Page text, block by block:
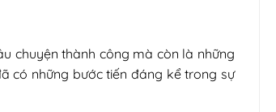
chuyện thành công mà còn là những
có những bước tiến đáng kể trong sự